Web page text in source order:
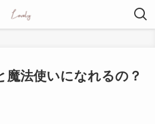
魔法使いになれるの？